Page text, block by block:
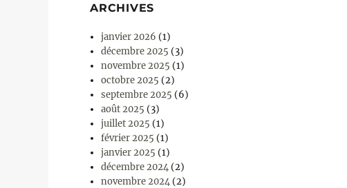
ARCHIVES
janvier 2026 (1)
décembre 2025 (3)
novembre 2025 (1)
octobre 2025 (2)
septembre 2025 (6)
août 2025 (3)
juillet 2025 (1)
février 2025 (1)
janvier 2025 (1)
décembre 2024 (2)
novembre 2024 (2)